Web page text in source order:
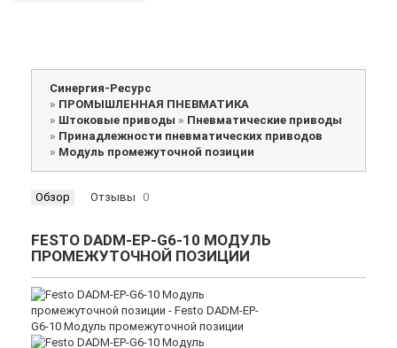
Синергия-Ресурс
» ПРОМЫШЛЕННАЯ ПНЕВМАТИКА
» Штоковые приводы » Пневматические приводы
» Принадлежности пневматических приводов
» Модуль промежуточной позиции
Обзор Отзывы 0
FESTO DADM-EP-G6-10 МОДУЛЬ
ПРОМЕЖУТОЧНОЙ ПОЗИЦИИ